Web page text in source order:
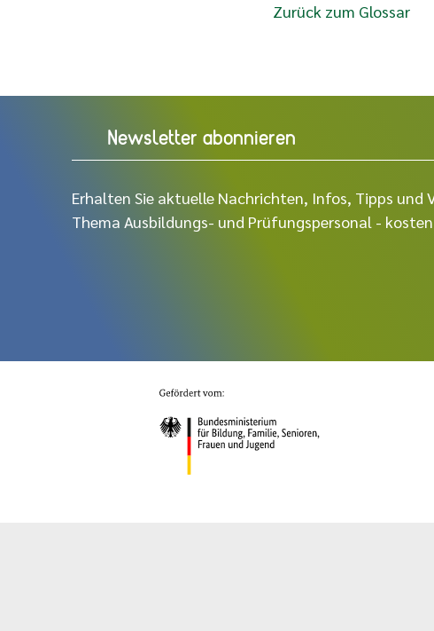
Zurück zum Glossar
Newsletter abonnieren
Erhalten Sie aktuelle Nachrichten, Infos, Tipps und
Thema Ausbildungs- und Prüfungspersonal -